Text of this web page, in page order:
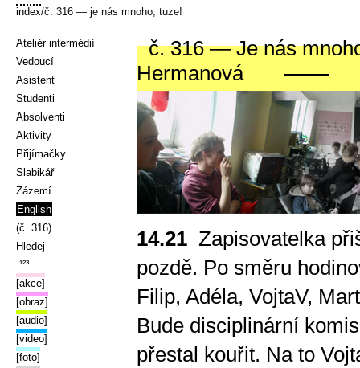
index/č. 316 — je nás mnoho, tuze!
Ateliér intermédií
Vedoucí
Asistent
Studenti
Absolventi
Aktivity
Přijímačky
Slabikář
Zázemí
English
(č. 316)
Hledej
‾¹²³‾
[akce]
[obraz]
[audio]
[video]
[foto]
č. 316 — Je nás
Hermanová
14.21 Zapisovatelka
pozdě. Po směru
Filip, Adéla, VojtaV,
Bude disciplinární
přestal kouřit. Na to